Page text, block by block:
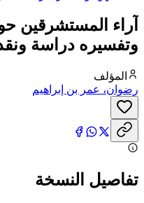
آراء المستشرقين
وتفسيره دراسة
المؤلف
رضوان، عمر بن إبراهيم
تفاصيل النسخة